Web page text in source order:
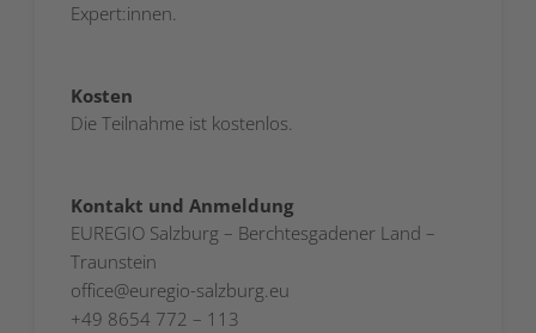
Expert:innen.
Kosten
Die Teilnahme ist kostenlos.
Kontakt und Anmeldung
EUREGIO Salzburg – Berchtesgadener Land –
Traunstein
office@euregio-salzburg.eu
+49 8654 772 – 113